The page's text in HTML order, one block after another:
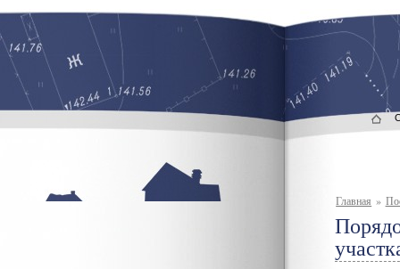
Главная »